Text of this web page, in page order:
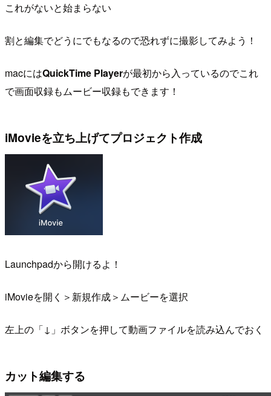
これがないと始まらない
割と編集でどうにでもなるので恐れずに撮影してみよう！
macにはQuickTime Playerが最初から入っているのでこれ
で画面収録もムービー収録もできます！
iMovieを立ち上げてプロジェクト作成
Launchpadから開けるよ！
iMovieを開く＞新規作成＞ムービーを選択
左上の「↓」ボタンを押して動画ファイルを読み込んでおく
カット編集する